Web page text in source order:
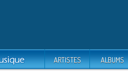
ARTISTES ALBUMS